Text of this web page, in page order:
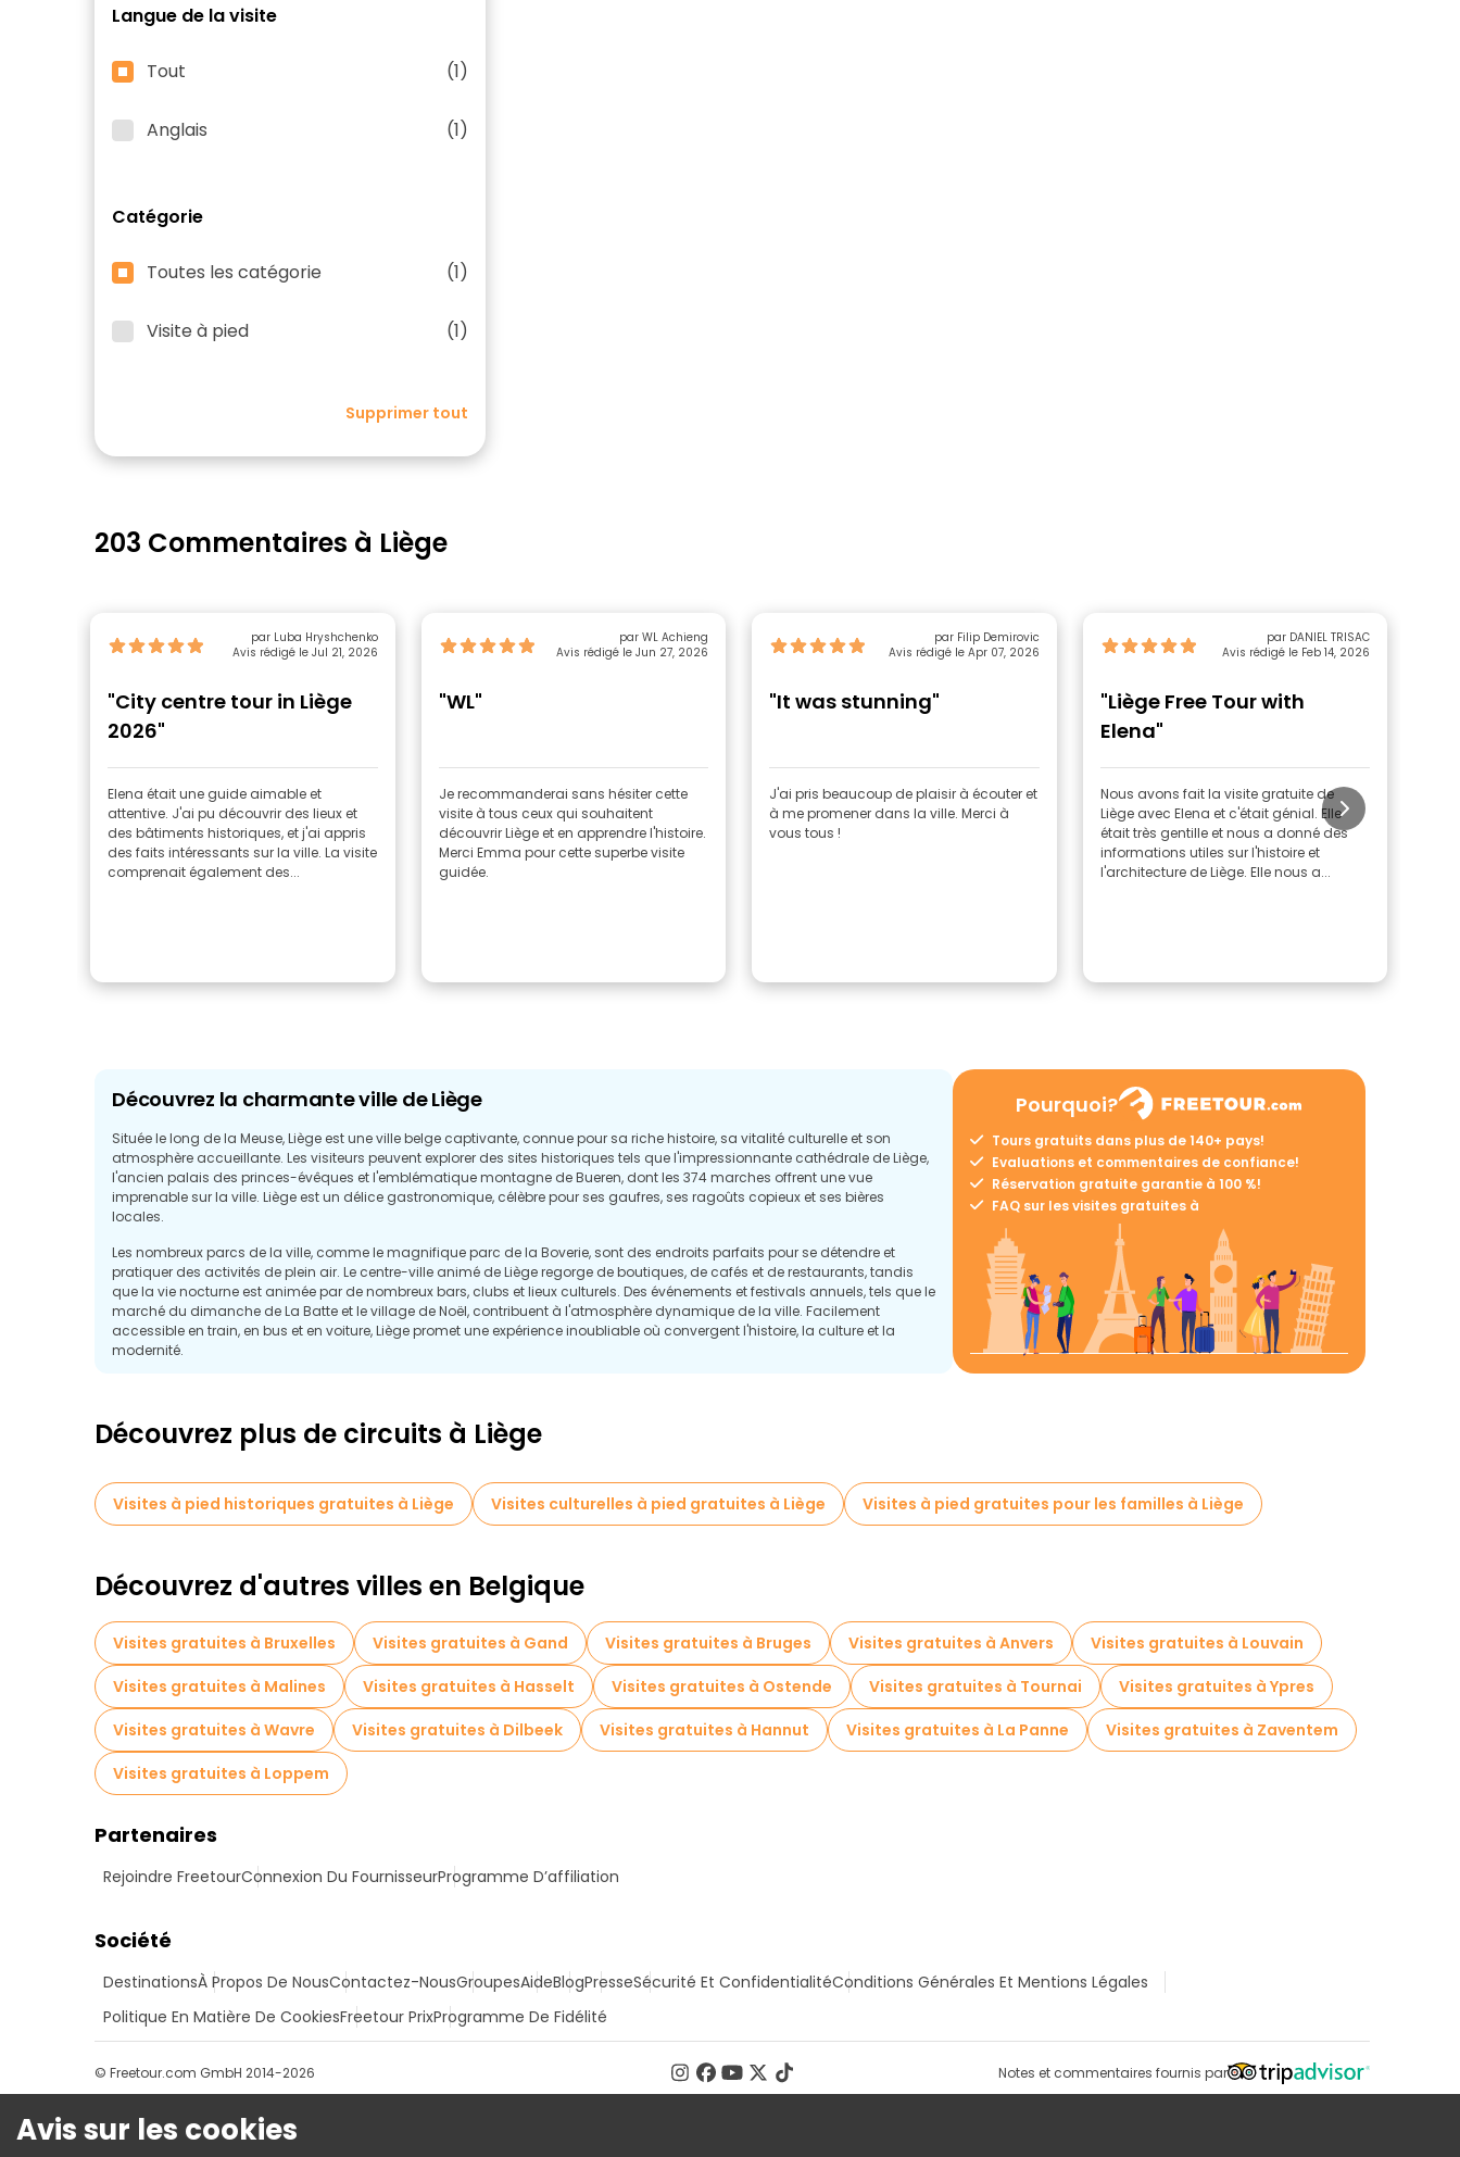
Langue de la visite
Tout (1)
Anglais (1)
Catégorie
Toutes les catégorie (1)
Visite à pied (1)
Supprimer tout
203 Commentaires à Liège
par Luba Hryshchenko
Avis rédigé le Jul 21, 2026
"City centre tour in Liège
2026"
Elena était une guide aimable et
attentive. J'ai pu découvrir des lieux et
des bâtiments historiques, et j'ai appris
des faits intéressants sur la ville. La visite
comprenait également des...
par WL Achieng
Avis rédigé le Jun 27, 2026
"WL"
Je recommanderai sans hésiter cette
visite à tous ceux qui souhaitent
découvrir Liège et en apprendre l'histoire.
Merci Emma pour cette superbe visite
guidée.
par Filip Demirovic
Avis rédigé le Apr 07, 2026
"It was stunning"
J'ai pris beaucoup de plaisir à écouter et
à me promener dans la ville. Merci à
vous tous !
par DANIEL TRISAC
Avis rédigé le Feb 14, 2026
"Liège Free Tour with
Elena"
Nous avons fait la visite gratuite de
Liège avec Elena et c'était génial. Elle
était très gentille et nous a donné des
informations utiles sur l'histoire et
l'architecture de Liège. Elle nous a...
Découvrez la charmante ville de Liège
Située le long de la Meuse, Liège est une ville belge captivante, connue pour sa riche histoire, sa vitalité culturelle et son
atmosphère accueillante. Les visiteurs peuvent explorer des sites historiques tels que l'impressionnante cathédrale de Liège,
l'ancien palais des princes-évêques et l'emblématique montagne de Bueren, dont les 374 marches offrent une vue
imprenable sur la ville. Liège est un délice gastronomique, célèbre pour ses gaufres, ses ragoûts copieux et ses bières
locales.
Les nombreux parcs de la ville, comme le magnifique parc de la Boverie, sont des endroits parfaits pour se détendre et
pratiquer des activités de plein air. Le centre-ville animé de Liège regorge de boutiques, de cafés et de restaurants, tandis
que la vie nocturne est animée par de nombreux bars, clubs et lieux culturels. Des événements et festivals annuels, tels que le
marché du dimanche de La Batte et le village de Noël, contribuent à l'atmosphère dynamique de la ville. Facilement
accessible en train, en bus et en voiture, Liège promet une expérience inoubliable où convergent l'histoire, la culture et la
modernité.
Pourquoi?
Tours gratuits dans plus de 140+ pays!
Evaluations et commentaires de confiance!
Réservation gratuite garantie à 100 %!
FAQ sur les visites gratuites à
Découvrez plus de circuits à Liège
Visites à pied historiques gratuites à Liège Visites culturelles à pied gratuites à Liège Visites à pied gratuites pour les familles à Liège
Découvrez d'autres villes en Belgique
Visites gratuites à Bruxelles Visites gratuites à Gand Visites gratuites à Bruges Visites gratuites à Anvers
Visites gratuites à Louvain
Visites gratuites à Malines
Visites gratuites à Hasselt Visites gratuites à Ostende Visites gratuites à Tournai
Visites gratuites à Ypres
Visites gratuites à Wavre
Visites gratuites à Dilbeek Visites gratuites à Hannut Visites gratuites à La Panne
Visites gratuites à Zaventem
Visites gratuites à Loppem
Partenaires
Rejoindre FreetourConnexion Du FournisseurProgramme D’affiliation
Société
DestinationsÀ Propos De NousContactez-NousGroupesAideBlogPresseSécurité Et ConfidentialitéConditions Générales Et Mentions Légales
Politique En Matière De CookiesFreetour PrixProgramme De Fidélité
Notes et commentaires fournis par
© Freetour.com GmbH 2014-2026
Avis sur les cookies